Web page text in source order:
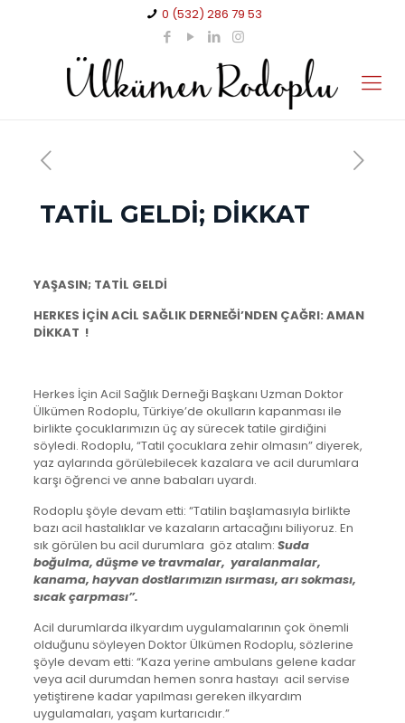
0 (532) 286 79 53
TATİL GELDİ; DİKKAT
YAŞASIN; TATİL GELDİ
HERKES İÇİN ACİL SAĞLIK DERNEĞİ’NDEN ÇAĞRI: AMAN
DİKKAT !
Herkes İçin Acil Sağlık Derneği Başkanı Uzman Doktor
Ülkümen Rodoplu, Türkiye’de okulların kapanması ile
birlikte çocuklarımızın üç ay sürecek tatile girdiğini
söyledi. Rodoplu, “Tatil çocuklara zehir olmasın” diyerek,
yaz aylarında görülebilecek kazalara ve acil durumlara
karşı öğrenci ve anne babaları uyardı.
Rodoplu şöyle devam etti: “Tatilin başlamasıyla birlikte
bazı acil hastalıklar ve kazaların artacağını biliyoruz. En
sık görülen bu acil durumlara göz atalım:Suda
boğulma, düşme ve travmalar, yaralanmalar,
kanama, hayvan dostlarımızın ısırması, arı sokması,
sıcak çarpması”.
Acil durumlarda ilkyardım uygulamalarının çok önemli
olduğunu söyleyen Doktor Ülkümen Rodoplu, sözlerine
şöyle devam etti: “Kaza yerine ambulans gelene kadar
veya acil durumdan hemen sonra hastayı acil servise
yetiştirene kadar yapılması gereken ilkyardım
uygulamaları, yaşam kurtarıcıdır.”